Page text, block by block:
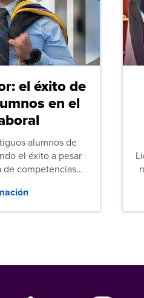
el éxito de
en el
alumnos de
el éxito a pesar
competencias
los recién
Unidos.